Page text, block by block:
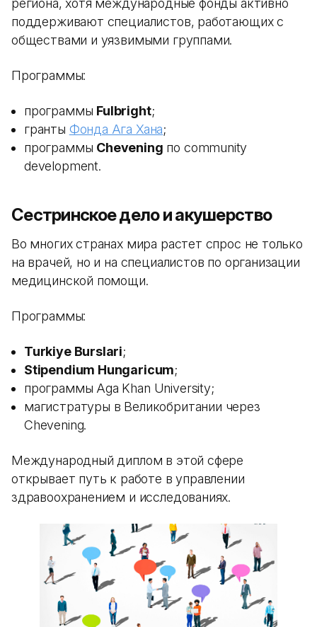
региона, хотя международные фонды активно
поддерживают специалистов, работающих с
обществами и уязвимыми группами.
Программы:
программы Fulbright;
гранты Фонда Ага Хана;
программы Chevening по community
development.
Сестринское дело и акушерство
Во многих странах мира растет спрос не только
на врачей, но и на специалистов по организации
медицинской помощи.
Программы:
Turkiye Burslari;
Stipendium Hungaricum;
программы Aga Khan University;
магистратуры в Великобритании через
Chevening.
Международный диплом в этой сфере
открывает путь к работе в управлении
здравоохранением и исследованиях.